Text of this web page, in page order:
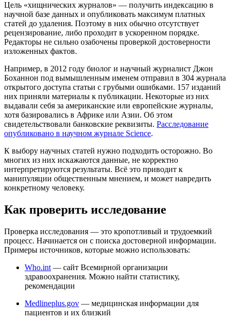
Цель «хищнических журналов» — получить индексацию в
научной базе данных и опубликовать максимум платных
статей до удаления. Поэтому в них обычно отсутствует
рецензирование, либо проходит в ускоренном порядке.
Редакторы не сильно озабочены проверкой достоверности
изложенных фактов.
Например, в 2012 году биолог и научный журналист Джон
Боханнон под вымышленным именем отправил в 304 журнала
открытого доступа статьи с грубыми ошибками. 157 изданий
них приняли материалы к публикации. Некоторые из них
выдавали себя за американские или европейские журналы,
хотя базировались в Африке или Азии. Об этом
свидетельствовали банковские реквизиты. Расследование
опубликовано в научном журнале Science.
К выбору научных статей нужно подходить осторожно. Во
многих из них искажаются данные, не корректно
интерпретируются результаты. Всё это приводит к
манипуляции общественным мнением, и может навредить
конкретному человеку.
Как проверить исследование
Проверка исследования — это кропотливый и трудоемкий
процесс. Начинается он с поиска достоверной информации.
Примеры источников, которые можно использовать:
Who.int — сайт Всемирной организации
здравоохранения. Можно найти статистику,
рекомендации
Medlineplus.gov — медицинская информации для
пациентов и их близкий